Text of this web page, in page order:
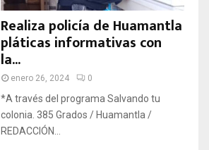
Realiza policía de Huamantla
pláticas informativas con
la...
enero 26, 2024 0
*A través del programa Salvando tu
colonia. 385 Grados / Huamantla /
REDACCIÓN...